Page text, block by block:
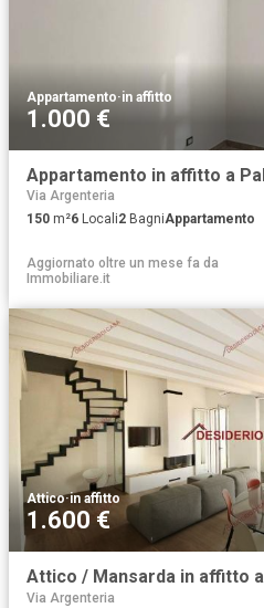
Appartamento·in affitto
1.000 €
Appartamento in affitto a
Via Argenteria
150 m²6 Locali2 BagniAppartamento
Aggiornato oltre un mese fa da
Immobiliare.it
Attico·in affitto
1.600 €
Attico / Mansarda in affitto
Via Argenteria